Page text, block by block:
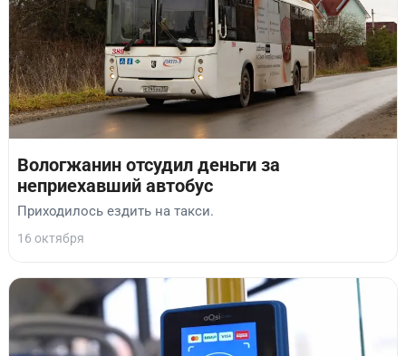
Вологжанин отсудил деньги за
неприехавший автобус
Приходилось ездить на такси.
16 октября